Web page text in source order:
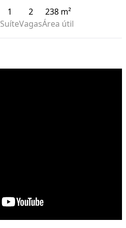
1
Suíte
2
Vagas
238 m²
Área útil